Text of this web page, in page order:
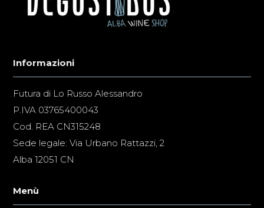
Informazioni
Futura di Lo Russo Alessandro
P.IVA 03765400043
Cod. REA CN315248
Sede legale: Via Urbano Rattazzi, 2
Alba 12051 CN
Menù